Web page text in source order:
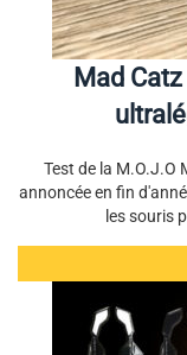
Mad
Test de la M.O.J.O
annoncée en fin
les souris